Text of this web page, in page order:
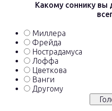
Какому соннику
Миллера
Фрейда
Нострадамуса
Лоффа
Цветкова
Ванги
Другому